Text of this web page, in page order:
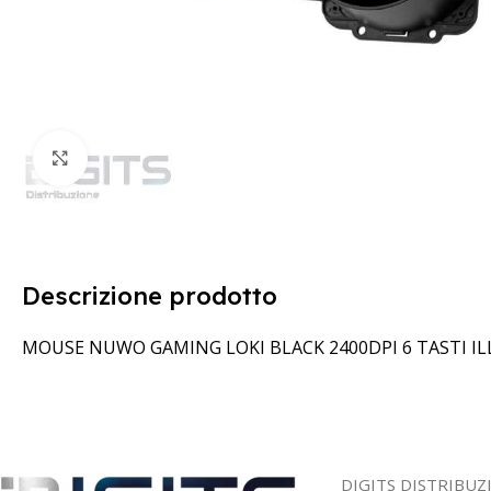
Clicca per ingrandire
Descrizione prodotto
MOUSE NUWO GAMING LOKI BLACK 2400DPI 6 TASTI
DIGITS